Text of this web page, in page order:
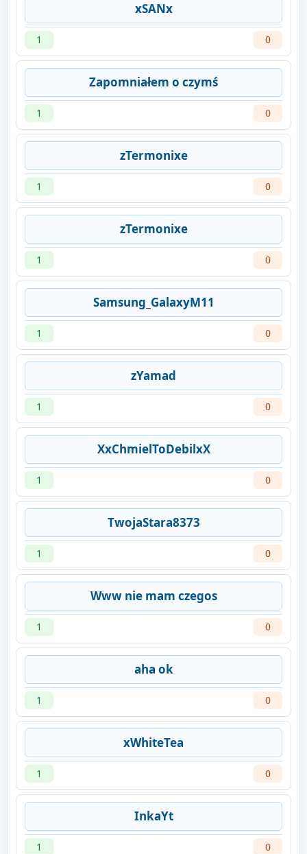
xSANx
1 0
Zapomniałem o czymś
1 0
zTermonixe
1 0
zTermonixe
1 0
Samsung_GalaxyM11
1 0
zYamad
1 0
XxChmielToDebilxX
1 0
TwojaStara8373
1 0
Www nie mam czegos
1 0
aha ok
1 0
xWhiteTea
1 0
InkaYt
1 0